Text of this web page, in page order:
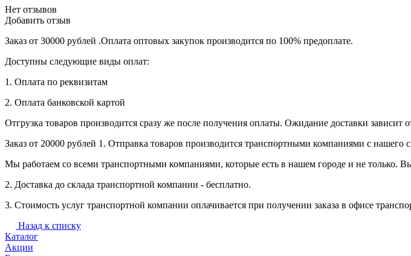
Нет отзывов
Добавить отзыв
Заказ от 30000 рублей .Оплата оптовых закупок производится по 100% предоплате.
Доступны следующие виды оплат:
1. Оплата по реквизитам
2. Оплата банковской картой
Отгрузка товаров производится сразу же после получения оплаты. Ожидание доставки зависит
Заказ от 20000 рублей 1. Отправка товаров производится транспортными компаниями с нашего
Мы работаем со всеми транспортными компаниями, которые есть в нашем городе и не
2. Доставка до склада транспортной компании - бесплатно.
3. Стоимость услуг транспортной компании оплачивается при получении заказа в офисе
Назад к списку
Каталог
Акции